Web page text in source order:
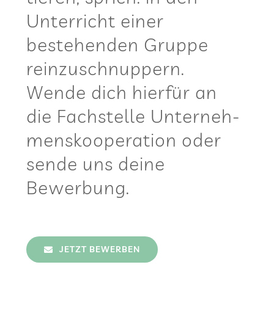
Unter­richt einer
bestehen­den Gruppe
rein­zu­schnup­pern.
Wende dich hier­für an
die Fach­stelle Unter­neh­
mens­ko­ope­ra­tion oder
sende uns deine
Bewerbung.
JETZT BEWER­BEN